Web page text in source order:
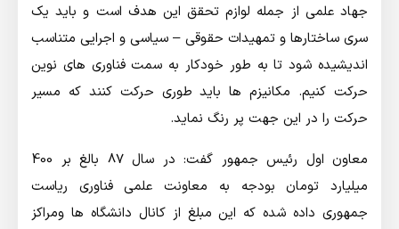
جهاد علمی از جمله لوازم تحقق این هدف است و باید یک
سری ساختارها و تمهیدات حقوقی – سیاسی و اجرایی متناسب
اندیشیده شود تا به طور خودکار به سمت فناوری های نوین
حرکت کنیم. مکانیزم ها باید طوری حرکت کنند که مسیر
حرکت را در این جهت پر رنگ نماید.
معاون اول رئیس جمهور گفت: در سال 87 بالغ بر 400
میلیارد تومان بودجه به معاونت علمی فناوری ریاست
جمهوری داده شده که این مبلغ از کانال دانشگاه ها ومراکز